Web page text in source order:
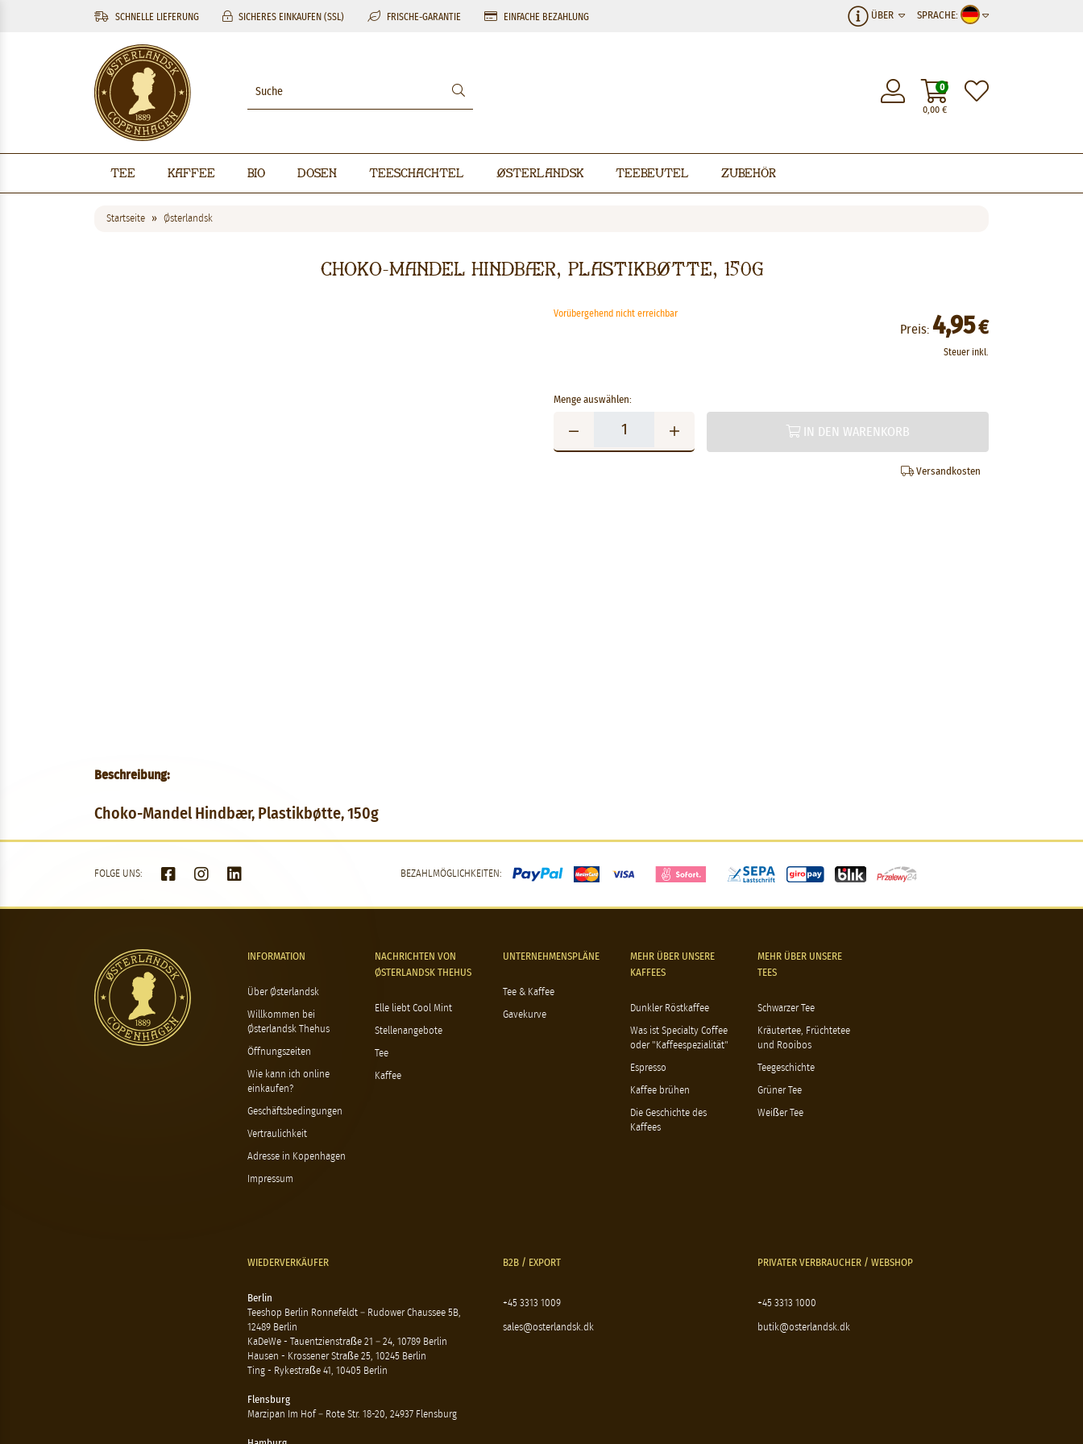
SCHNELLE LIEFERUNG SICHERES EINKAUFEN (SSL) FRISCHE-GARANTIE EINFACHE BEZAHLUNG SPRACHE:
ÜBER
0,00€
0
Tee Kaffee BIO Dosen Teeschachtel Østerlandsk Teebeutel Zubehör
Startseite Østerlandsk
Choko-Mandel Hindbær, Plastikbøtte, 150g
Vorübergehend nicht erreichbar
Preis: 4,95€
Steuer inkl.
Menge auswählen:
IN DEN WARENKORB
Versandkosten
Beschreibung:
Choko-Mandel Hindbær, Plastikbøtte, 150g
FOLGE UNS: BEZAHLMÖGLICHKEITEN:
INFORMATION
Über Østerlandsk
Willkommen bei
Østerlandsk Thehus
Öffnungszeiten
Wie kann ich online
einkaufen?
Geschäftsbedingungen
Vertraulichkeit
Adresse in Kopenhagen
Impressum
NACHRICHTEN VON
ØSTERLANDSK THEHUS
Elle liebt Cool Mint
Stellenangebote
Tee
Kaffee
UNTERNEHMENSPLÄNE
Tee & Kaffee
Gavekurve
MEHR ÜBER UNSERE
KAFFEES
Dunkler Röstkaffee
Was ist Specialty Coffee
oder "Kaffeespezialität"
Espresso
Kaffee brühen
Die Geschichte des
Kaffees
MEHR ÜBER UNSERE
TEES
Schwarzer Tee
Kräutertee, Früchtetee
und Rooibos
Teegeschichte
Grüner Tee
Weißer Tee
WIEDERVERKÄUFER
Berlin
Teeshop Berlin Ronnefeldt – Rudower Chaussee 5B,
12489 Berlin
KaDeWe - Tauentzienstraße 21 – 24, 10789 Berlin
Hausen - Krossener Straße 25, 10245 Berlin
Ting - Rykestraße 41, 10405 Berlin
Flensburg
Marzipan Im Hof – Rote Str. 18-20, 24937 Flensburg
B2B / EXPORT
+45 3313 1009
sales@osterlandsk.dk
PRIVATER VERBRAUCHER / WEBSHOP
+45 3313 1000
butik@osterlandsk.dk